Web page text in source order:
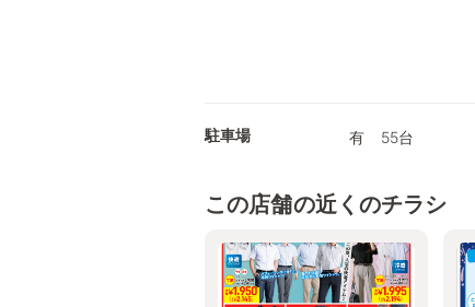
駐車場 有 55台
この店舗の近くのチラシ